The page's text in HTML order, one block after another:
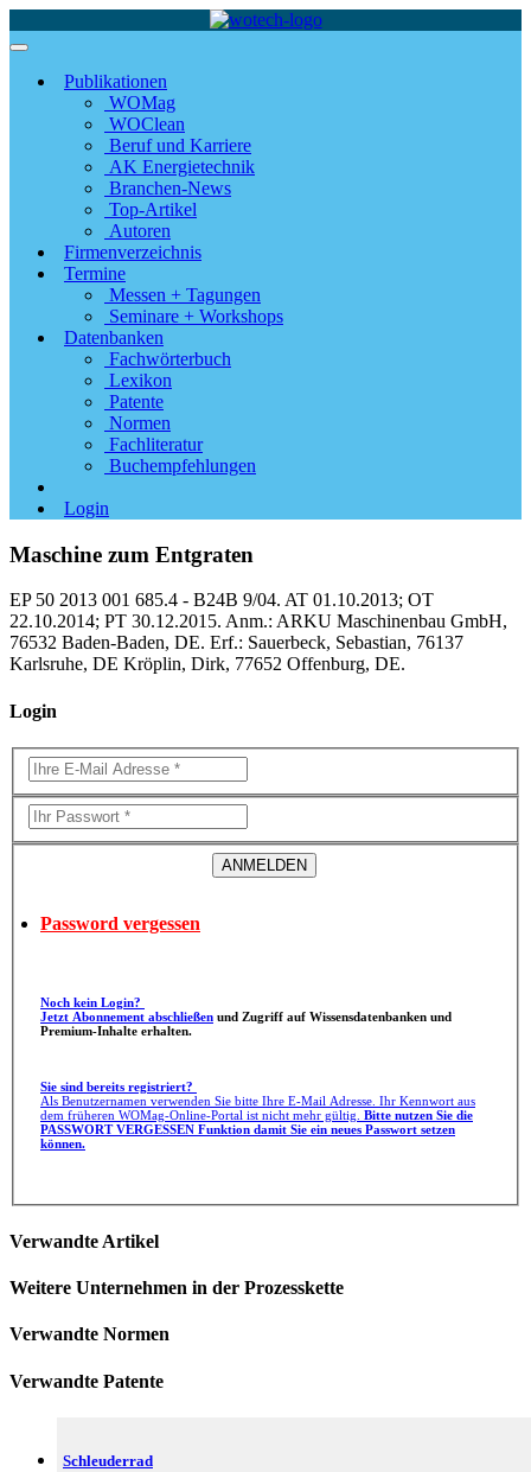
Publikationen
WOMag
WOClean
Beruf und Karriere
AK Energietechnik
Branchen-News
Top-Artikel
Autoren
Firmenverzeichnis
Termine
Messen + Tagungen
Seminare + Workshops
Datenbanken
Fachwörterbuch
Lexikon
Patente
Normen
Fachliteratur
Buchempfehlungen
Login
Maschine zum Entgraten
EP 50 2013 001 685.4 - B24B 9/04. AT 01.10.2013; OT
22.10.2014; PT 30.12.2015. Anm.: ARKU Maschinenbau GmbH,
76532 Baden-Baden, DE. Erf.: Sauerbeck, Sebastian, 76137
Karlsruhe, DE Kröplin, Dirk, 77652 Offenburg, DE.
Login
Password vergessen
Noch kein Login?
Jetzt Abonnement abschließen
Premium-Inhalte erhalten.
Sie sind bereits registriert?
Als Benutzernamen verwenden Sie bitte Ihre E-Mail Adresse. Ihr Kennwort aus
dem früheren WOMag-Online-Portal ist nicht mehr gültig. Bitte nutzen Sie die
PASSWORT VERGESSEN Funktion damit Sie ein neues Passwort setzen
können.
Verwandte Artikel
Weitere Unternehmen in der Prozesskette
Verwandte Normen
Verwandte Patente
Schleuderrad